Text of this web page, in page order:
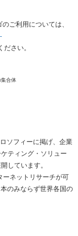
ご利用については、
さい。
合体
ソフィーに掲げ、企業
ティング・ソリュー
しています。
ーネットリサーチが可
のみならず世界各国の